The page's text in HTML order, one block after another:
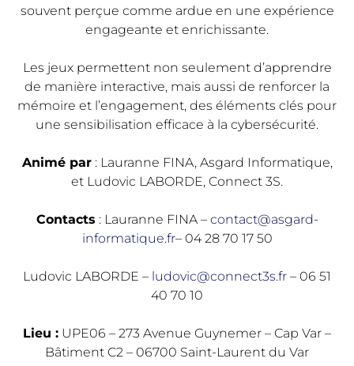
souvent perçue comme ardue en une expérience
engageante et enrichissante.
Les jeux permettent non seulement d’apprendre
de manière interactive, mais aussi de renforcer la
mémoire et l’engagement, des éléments clés pour
une sensibilisation efficace à la cybersécurité.
Animé par: Lauranne FINA, Asgard Informatique,
et Ludovic LABORDE, Connect 3S.
Contacts : Lauranne FINA – contact@asgard-
informatique.fr– 04 28 70 17 50
Ludovic LABORDE – ludovic@connect3s.fr – 06 51
40 70 10
Lieu : UPE06 – 273 Avenue Guynemer – Cap Var –
Bâtiment C2 – 06700 Saint-Laurent du Var